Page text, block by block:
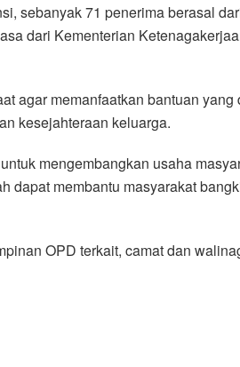
sebanyak 71 penerima berasal
dari Kementerian
agar memanfaatkan bantuan yang
kesejahteraan keluarga.
mengembangkan usaha
dapat membantu masyarakat
OPD terkait, camat dan